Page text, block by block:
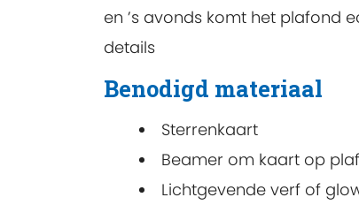
en ’s avonds komt het plafond
details
Benodigd materiaal
Sterrenkaart
Beamer om kaart op
Lichtgevende verf of